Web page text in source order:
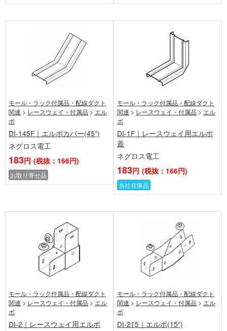
モール・ラック付属品・配線ダクト
関連 > レースウェイ・付属品 > エル
ボ
DI-145F｜エルボカバー(45°)
ネグロス電工
183円 (税抜：166円)
お取り寄せ品
モール・ラック付属品・配線ダクト
関連 > レースウェイ・付属品 > エル
ボ
DI-1F｜レースウェイ用エルボ
蓋
ネグロス電工
183円 (税抜：166円)
当社在庫品
モール・ラック付属品・配線ダクト
関連 > レースウェイ・付属品 > エル
ボ
DI-2｜レースウェイ用エルボ
モール・ラック付属品・配線ダクト
関連 > レースウェイ・付属品 > エル
ボ
DI-215｜エルボ(15°)